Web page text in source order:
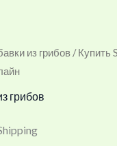
из грибов / Купить
грибов